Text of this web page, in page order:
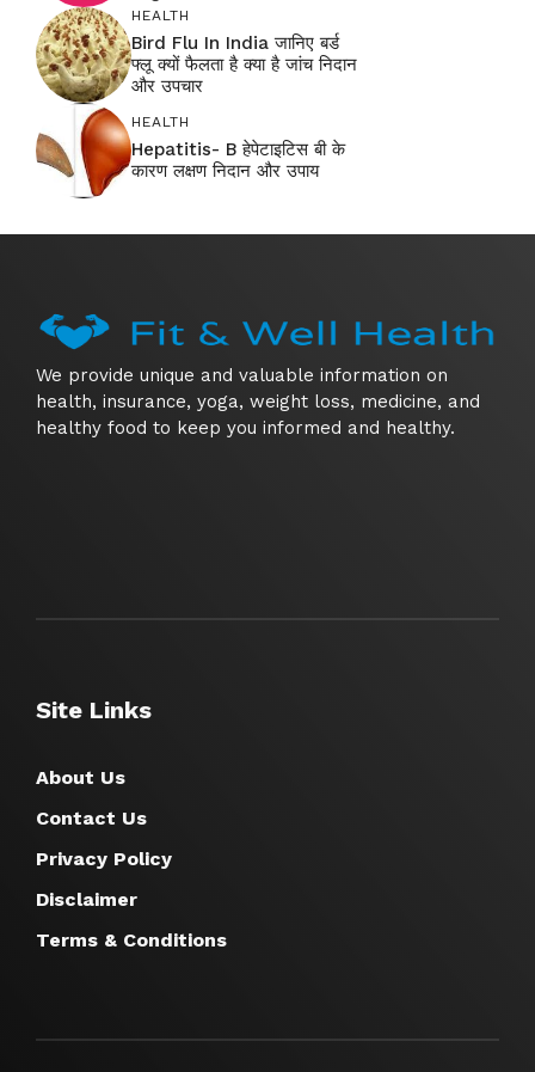
HEALTH
Bird Flu In India जानिए बर्ड
फ्लू क्यों फैलता है क्या है जांच निदान
और उपचार
HEALTH
Hepatitis- B हेपेटाइटिस बी के
कारण लक्षण निदान और उपाय
We provide unique and valuable information on
health, insurance, yoga, weight loss, medicine, and
healthy food to keep you informed and healthy.
Site Links
About Us
Contact Us
Privacy Policy
Disclaimer
Terms & Conditions